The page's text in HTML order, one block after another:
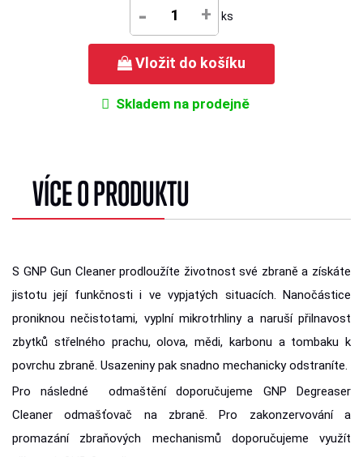
- + ks
Vložit do košíku
Skladem na prodejně
VÍCE O PRODUKTU
S GNP Gun Cleaner prodloužíte životnost své zbraně a získáte
jistotu její funkčnosti i ve vypjatých situacích. Nanočástice
proniknou nečistotami, vyplní mikrotrhliny a naruší přilnavost
zbytků střelného prachu, olova, mědi, karbonu a tombaku k
povrchu zbraně. Usazeniny pak snadno mechanicky odstraníte.
Pro následné odmaštění doporučujeme GNP Degreaser
Cleaner odmašťovač na zbraně. Pro zakonzervování a
promazání zbraňových mechanismů doporučujeme využít